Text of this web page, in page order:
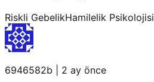
Riskli GebelikHamilelik Psikolojisi
6946582b
2 ay önce